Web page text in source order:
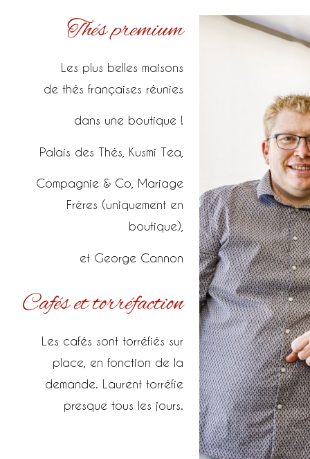
Thés premium
Les plus belles maisons
de thés françaises réunies
dans une boutique !
Palais des Thés, Kusmi Tea,
Compagnie & Co, Mariage
Frères (uniquement en
boutique),
et George Cannon
Cafés et torréfaction
Les cafés sont torréfiés sur
place, en fonction de la
demande. Laurent torréfie
presque tous les jours.